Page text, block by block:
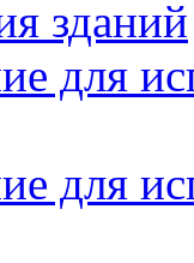
зданий
для
для